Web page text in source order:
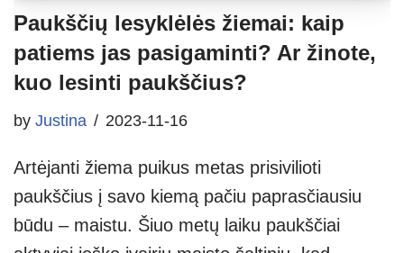
Paukščių lesyklėlės žiemai: kaip
patiems jas pasigaminti? Ar žinote,
kuo lesinti paukščius?
by Justina 2023-11-16
Artėjanti žiema puikus metas prisivilioti
paukščius į savo kiemą pačiu paprasčiausiu
būdu – maistu. Šiuo metų laiku paukščiai